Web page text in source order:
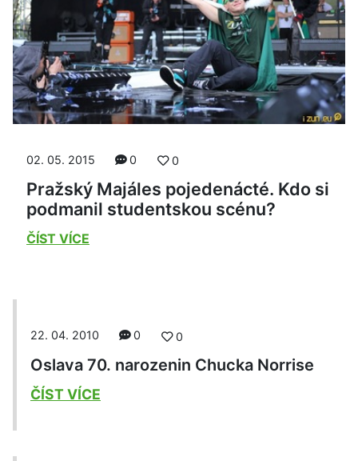
02. 05. 2015 0 0
Pražský Majáles pojedenácté. Kdo si
podmanil studentskou scénu?
ČÍST VÍCE
22. 04. 2010 0 0
Oslava 70. narozenin Chucka Norrise
ČÍST VÍCE